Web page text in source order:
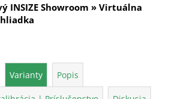
INSIZE Showroom » Virtuálna
Varianty Popis